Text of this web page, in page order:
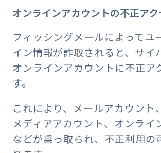
オンラインアカウントの不正アク
フィッシングメールによってユ
イン情報が詐取されると、サイ
オンラインアカウントに不正ア
す。
これにより、メールアカウント
メディアアカウント、オンライ
などが乗っ取られ、不正利用の